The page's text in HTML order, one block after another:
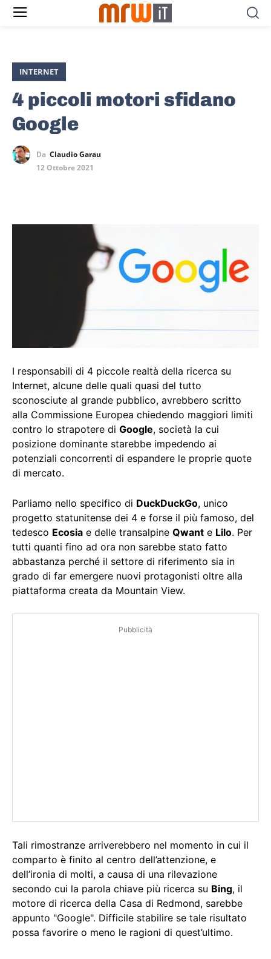
INTERNET
4 piccoli motori sfidano
Google
Da Claudio Garau
12 Ottobre 2021
I responsabili di 4 piccole realtà della ricerca su
Internet, alcune delle quali quasi del tutto
sconosciute al grande pubblico, avrebbero scritto
alla Commissione Europea chiedendo maggiori limiti
contro lo strapotere di Google, società la cui
posizione dominante starebbe impedendo ai
potenziali concorrenti di espandere le proprie quote
di mercato.
Parliamo nello specifico di DuckDuckGo, unico
progetto statunitense dei 4 e forse il più famoso, del
tedesco Ecosia e delle transalpine Qwant e Lilo. Per
tutti quanti fino ad ora non sarebbe stato fatto
abbastanza perché il settore di riferimento sia in
grado di far emergere nuovi protagonisti oltre alla
piattaforma creata da Mountain View.
Pubblicità
Tali rimostranze arriverebbero nel momento in cui il
comparto è finito al centro dell’attenzione, e
dell’ironia di molti, a causa di una rilevazione
secondo cui la parola chiave più ricerca su Bing, il
motore di ricerca della Casa di Redmond, sarebbe
appunto "Google". Difficile stabilire se tale risultato
possa favorire o meno le ragioni di quest’ultimo.